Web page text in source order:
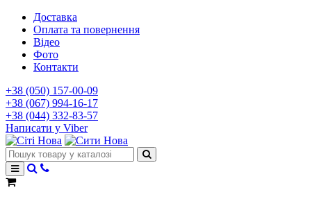
Доставка
Оплата та повернення
Відео
Фото
Контакти
+38 (050) 157-00-09
+38 (067) 994-16-17
+38 (044) 332-83-57
Написати у Viber